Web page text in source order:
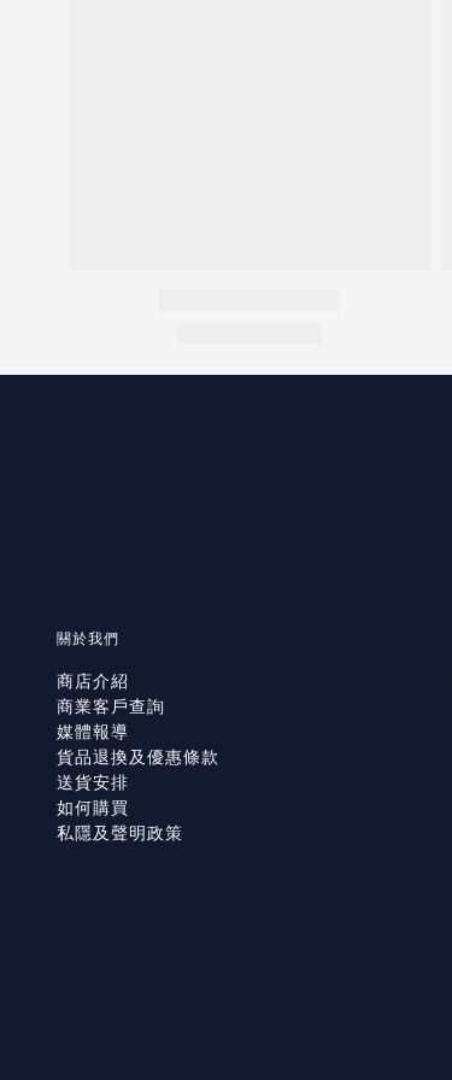
關於我們
商店介紹
商業客戶查詢
媒體報導
貨品退換及優惠條款
送貨安排
如何購買
私隱及聲明政策